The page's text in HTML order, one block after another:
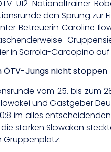
U12-Nationaltrainer
den Sprung zur
Betreuerin Caroline
in Sarrola-Carcopino auf
Jungs nicht stoppen
vom 25. bis zum
und Gastgeber
im alles
starken Slowaken
Gruppenplatz.